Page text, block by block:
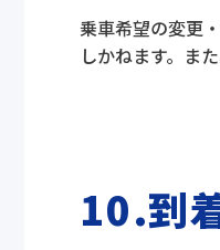
乗車希望の変更
しかねます。ま
10.到